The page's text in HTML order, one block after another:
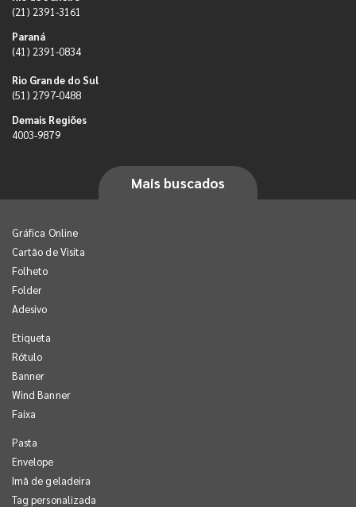
(21) 2391-3161
Paraná
(41) 2391-0834
Rio Grande do Sul
(51) 2797-0488
Demais Regiões
4003-9879
Mais buscados
Gráfica Online
Cartão de Visita
Folheto
Folder
Adesivo
Etiqueta
Rótulo
Banner
Wind Banner
Faixa
Pasta
Envelope
Imã de geladeira
Tag personalizada